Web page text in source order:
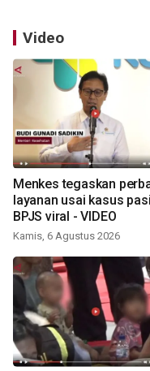
Video
Menkes tegaskan
layanan usai kasus
BPJS viral - VIDEO
Kamis, 6 Agustus 2026